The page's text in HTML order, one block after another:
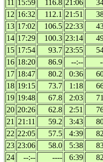
11 15:59 116.8 21:06
12 16:32 112.1 21:51
13 17:02 106.5 22:33
14 17:29 100.3 23:14
15 17:54 93.7 23:55
16 18:20 86.9 --:--
17 18:47 80.2 0:36
18 19:15 73.7 1:18
19 19:48 67.8 2:03
20 20:26 62.8 2:51
21
21:11 59.2 3:43
22 22:05 57.5 4:39
23 23:06 58.0 5:38
24
--:-- ---- 6:39